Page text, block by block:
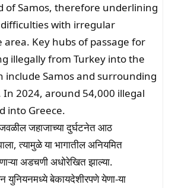
of Samos, therefore underlining
with irregular
Key hubs of passage for
illegally from Turkey into the
include Samos and surrounding
In 2024, around 54,000 illegal
into Greece.
जहाजाच्या दुर्घटनेत आठ
त्यामुळे या भागातील अनियमित
अडचणी अधोरेखित झाल्या.
युनियनमध्ये बेकायदेशीरपणे येणा-या